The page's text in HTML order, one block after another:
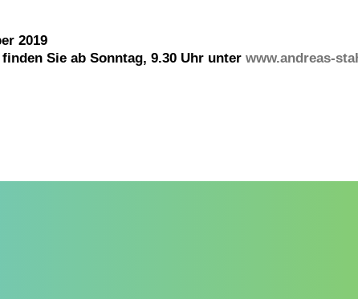
2019
Sie ab Sonntag, 9.30 Uhr unter www.andreas-